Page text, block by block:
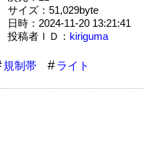
サイズ：51,029byte
日時：2024-11-20 13:21:41
投稿者ＩＤ： kiriguma
規制帯 ライト